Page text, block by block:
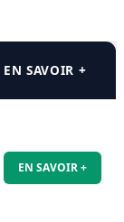
EN SAVOIR +
EN SAVOIR +